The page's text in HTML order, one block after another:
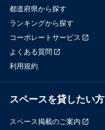
都道府県から探す
ランキングから探す
コーポレートサービス
よくある質問
利用規約
スペースを貸したい方
スペース掲載のご案内